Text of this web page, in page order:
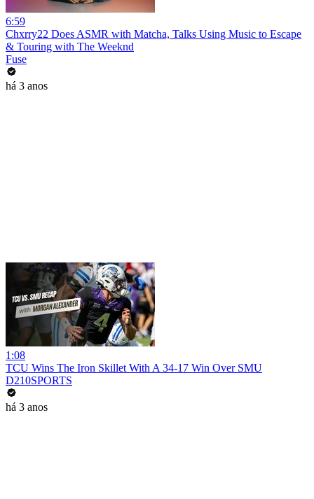
6:59
Chxrry22 Does ASMR with Matcha, Talks Using Music to Escape
& Touring with The Weeknd
Fuse
há 3 anos
1:08
TCU Wins The Iron Skillet With A 34-17 Win Over SMU
D210SPORTS
há 3 anos